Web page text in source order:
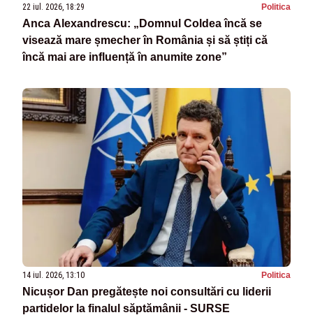
22 iul. 2026, 18:29 Politica
Anca Alexandrescu: „Domnul Coldea încă se
visează mare șmecher în România și să știți că
încă mai are influență în anumite zone”
14 iul. 2026, 13:10 Politica
Nicușor Dan pregătește noi consultări cu liderii
partidelor la finalul săptămânii - SURSE